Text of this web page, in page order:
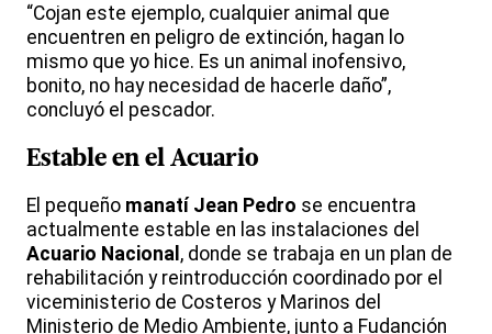
“Cojan este ejemplo, cualquier animal que
encuentren en peligro de extinción, hagan lo
mismo que yo hice. Es un animal inofensivo,
bonito, no hay necesidad de hacerle daño”,
concluyó el pescador.
Estable en el Acuario
El pequeño manatí Jean Pedro se encuentra
actualmente estable en las instalaciones del
Acuario Nacional , donde se trabaja en un plan de
rehabilitación y reintroducción coordinado por el
viceministerio de Costeros y Marinos del
Ministerio de Medio Ambiente, junto a Fudanción